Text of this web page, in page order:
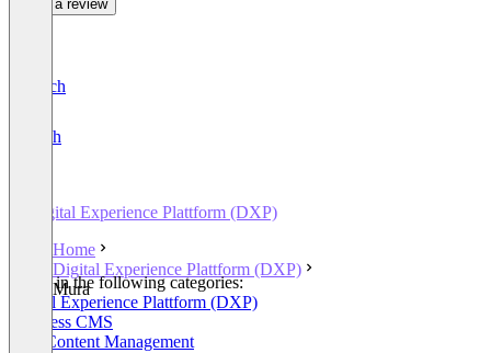
Write a review
Deutsch
English
Digital Experience Plattform (DXP)
Home
Digital Experience Plattform (DXP)
Mura
Listed in the following categories:
Digital Experience Plattform (DXP)
Headless CMS
Web Content Management